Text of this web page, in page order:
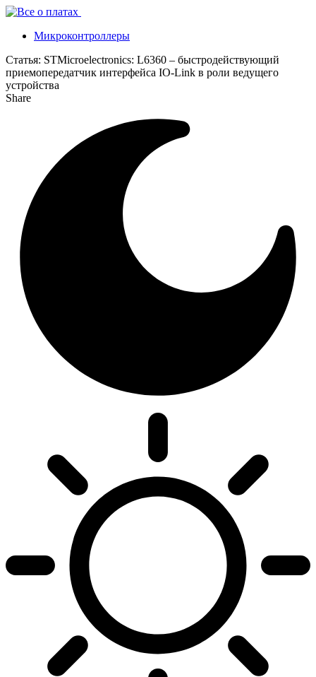
Микроконтроллеры
Статья: STMicroelectronics: L6360 – быстродействующий
приемопередатчик интерфейса IO-Link в роли ведущего
устройства
Share